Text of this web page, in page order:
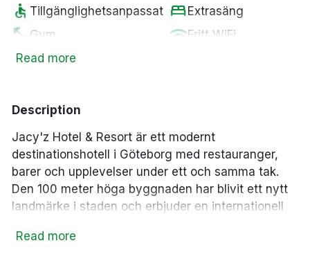
accessible Tillgänglighetsanpassat bedExtrasäng
fitness_center Gym wifiFritt WiFi
local_parkingParkering mot en
smoke_free Rökfria rum
Read more
Description
Jacy'z Hotel & Resort är ett modernt
destinationshotell i Göteborg med restauranger,
barer och upplevelser under ett och samma tak.
Den 100 meter höga byggnaden har blivit ett nytt
landmärke i staden och erbjuder en internationell
Read more